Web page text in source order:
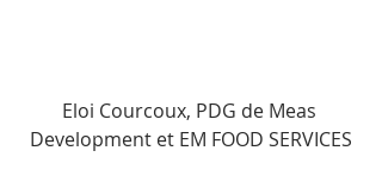
Eloi Courcoux, PDG de Meas
Development et EM FOOD SERVICES